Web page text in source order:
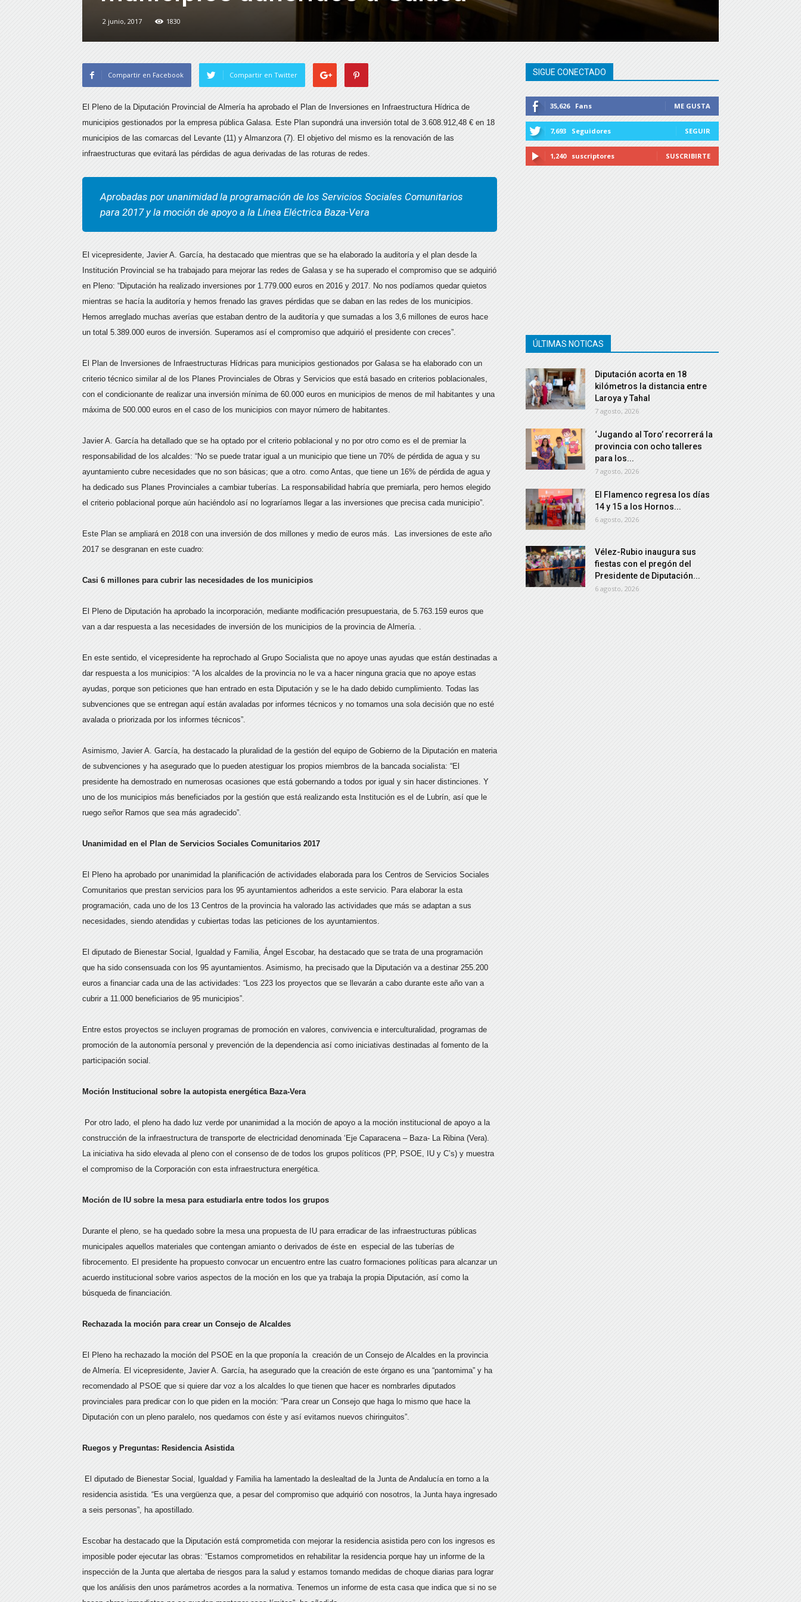
2 junio, 2017 1830
Compartir en Facebook Compartir en Twitter
El Pleno de la Diputación Provincial de Almería ha aprobado el Plan de Inversiones en Infraestructura Hídrica de
municipios gestionados por la empresa pública Galasa. Este Plan supondrá una inversión total de 3.608.912,48 € en 18
municipios de las comarcas del Levante (11) y Almanzora (7). El objetivo del mismo es la renovación de las
infraestructuras que evitará las pérdidas de agua derivadas de las roturas de redes.
Aprobadas por unanimidad la programación de los Servicios Sociales Comunitarios
para 2017 y la moción de apoyo a la Línea Eléctrica Baza-Vera
El vicepresidente, Javier A. García, ha destacado que mientras que se ha elaborado la auditoría y el plan desde la
Institución Provincial se ha trabajado para mejorar las redes de Galasa y se ha superado el compromiso que se adquirió
en Pleno: “Diputación ha realizado inversiones por 1.779.000 euros en 2016 y 2017. No nos podíamos quedar quietos
mientras se hacía la auditoría y hemos frenado las graves pérdidas que se daban en las redes de los municipios.
Hemos arreglado muchas averías que estaban dentro de la auditoría y que sumadas a los 3,6 millones de euros hace
un total 5.389.000 euros de inversión. Superamos así el compromiso que adquirió el presidente con creces”.
El Plan de Inversiones de Infraestructuras Hídricas para municipios gestionados por Galasa se ha elaborado con un
criterio técnico similar al de los Planes Provinciales de Obras y Servicios que está basado en criterios poblacionales,
con el condicionante de realizar una inversión mínima de 60.000 euros en municipios de menos de mil habitantes y una
máxima de 500.000 euros en el caso de los municipios con mayor número de habitantes.
Javier A. García ha detallado que se ha optado por el criterio poblacional y no por otro como es el de premiar la
responsabilidad de los alcaldes: “No se puede tratar igual a un municipio que tiene un 70% de pérdida de agua y su
ayuntamiento cubre necesidades que no son básicas; que a otro. como Antas, que tiene un 16% de pérdida de agua y
ha dedicado sus Planes Provinciales a cambiar tuberías. La responsabilidad habría que premiarla, pero hemos elegido
el criterio poblacional porque aún haciéndolo así no lograríamos llegar a las inversiones que precisa cada municipio”.
Este Plan se ampliará en 2018 con una inversión de dos millones y medio de euros más. Las inversiones de este año
2017 se desgranan en este cuadro:
Casi 6 millones para cubrir las necesidades de los municipios
El Pleno de Diputación ha aprobado la incorporación, mediante modificación presupuestaria, de 5.763.159 euros que
van a dar respuesta a las necesidades de inversión de los municipios de la provincia de Almería. .
En este sentido, el vicepresidente ha reprochado al Grupo Socialista que no apoye unas ayudas que están destinadas a
dar respuesta a los municipios: “A los alcaldes de la provincia no le va a hacer ninguna gracia que no apoye estas
ayudas, porque son peticiones que han entrado en esta Diputación y se le ha dado debido cumplimiento. Todas las
subvenciones que se entregan aquí están avaladas por informes técnicos y no tomamos una sola decisión que no esté
avalada o priorizada por los informes técnicos”.
Asimismo, Javier A. García, ha destacado la pluralidad de la gestión del equipo de Gobierno de la Diputación en materia
de subvenciones y ha asegurado que lo pueden atestiguar los propios miembros de la bancada socialista: “El
presidente ha demostrado en numerosas ocasiones que está gobernando a todos por igual y sin hacer distinciones. Y
uno de los municipios más beneficiados por la gestión que está realizando esta Institución es el de Lubrín, así que le
ruego señor Ramos que sea más agradecido”.
Unanimidad en el Plan de Servicios Sociales Comunitarios 2017
El Pleno ha aprobado por unanimidad la planificación de actividades elaborada para los Centros de Servicios Sociales
Comunitarios que prestan servicios para los 95 ayuntamientos adheridos a este servicio. Para elaborar la esta
programación, cada uno de los 13 Centros de la provincia ha valorado las actividades que más se adaptan a sus
necesidades, siendo atendidas y cubiertas todas las peticiones de los ayuntamientos.
El diputado de Bienestar Social, Igualdad y Familia, Ángel Escobar, ha destacado que se trata de una programación
que ha sido consensuada con los 95 ayuntamientos. Asimismo, ha precisado que la Diputación va a destinar 255.200
euros a financiar cada una de las actividades: “Los 223 los proyectos que se llevarán a cabo durante este año van a
cubrir a 11.000 beneficiarios de 95 municipios”.
Entre estos proyectos se incluyen programas de promoción en valores, convivencia e interculturalidad, programas de
promoción de la autonomía personal y prevención de la dependencia así como iniciativas destinadas al fomento de la
participación social.
Moción Institucional sobre la autopista energética Baza-Vera
Por otro lado, el pleno ha dado luz verde por unanimidad a la moción de apoyo a la moción institucional de apoyo a la
construcción de la infraestructura de transporte de electricidad denominada ‘Eje Caparacena – Baza- La Ribina (Vera).
La iniciativa ha sido elevada al pleno con el consenso de de todos los grupos políticos (PP, PSOE, IU y C’s) y muestra
el compromiso de la Corporación con esta infraestructura energética.
Moción de IU sobre la mesa para estudiarla entre todos los grupos
Durante el pleno, se ha quedado sobre la mesa una propuesta de IU para erradicar de las infraestructuras públicas
municipales aquellos materiales que contengan amianto o derivados de éste en especial de las tuberías de
fibrocemento. El presidente ha propuesto convocar un encuentro entre las cuatro formaciones políticas para alcanzar un
acuerdo institucional sobre varios aspectos de la moción en los que ya trabaja la propia Diputación, así como la
búsqueda de financiación.
Rechazada la moción para crear un Consejo de Alcaldes
El Pleno ha rechazado la moción del PSOE en la que proponía la creación de un Consejo de Alcaldes en la provincia
de Almería. El vicepresidente, Javier A. García, ha asegurado que la creación de este órgano es una “pantomima” y ha
recomendado al PSOE que si quiere dar voz a los alcaldes lo que tienen que hacer es nombrarles diputados
provinciales para predicar con lo que piden en la moción: “Para crear un Consejo que haga lo mismo que hace la
Diputación con un pleno paralelo, nos quedamos con éste y así evitamos nuevos chiringuitos”.
Ruegos y Preguntas: Residencia Asistida
El diputado de Bienestar Social, Igualdad y Familia ha lamentado la deslealtad de la Junta de Andalucía en torno a la
residencia asistida. “Es una vergüenza que, a pesar del compromiso que adquirió con nosotros, la Junta haya ingresado
a seis personas”, ha apostillado.
Escobar ha destacado que la Diputación está comprometida con mejorar la residencia asistida pero con los ingresos es
imposible poder ejecutar las obras: “Estamos comprometidos en rehabilitar la residencia porque hay un informe de la
inspección de la Junta que alertaba de riesgos para la salud y estamos tomando medidas de choque diarias para lograr
que los análisis den unos parámetros acordes a la normativa. Tenemos un informe de esta casa que indica que si no se
SIGUE CONECTADO
35,626 Fans ME GUSTA
7,693 Seguidores SEGUIR
1,240 suscriptores SUSCRIBIRTE
ÚLTIMAS NOTICAS
Diputación acorta en 18
kilómetros la distancia entre
Laroya y Tahal
7 agosto, 2026
‘Jugando al Toro’ recorrerá la
provincia con ocho talleres
para los...
7 agosto, 2026
El Flamenco regresa los días
14 y 15 a los Hornos...
6 agosto, 2026
Vélez-Rubio inaugura sus
fiestas con el pregón del
Presidente de Diputación...
6 agosto, 2026